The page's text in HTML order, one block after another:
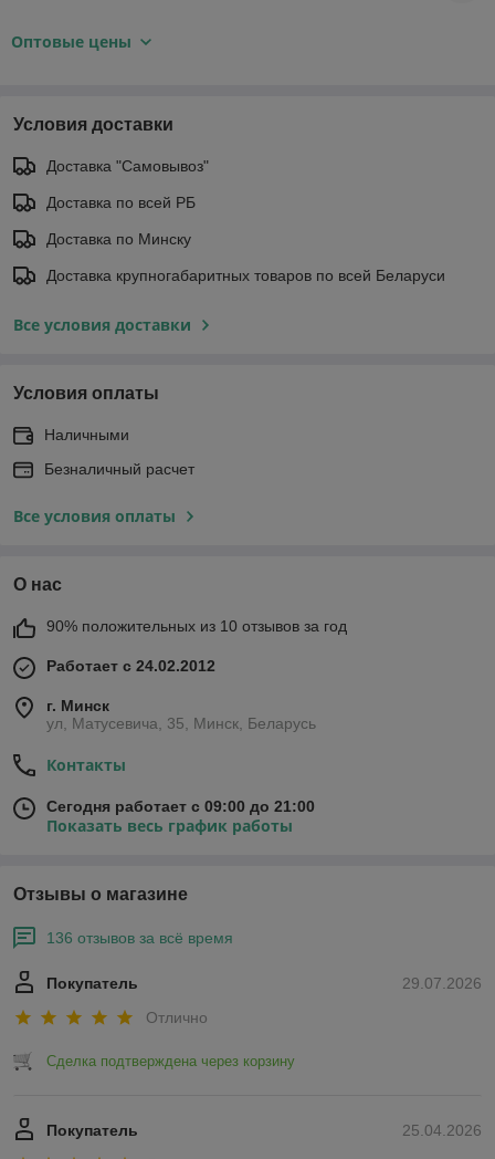
Оптовые цены
Условия доставки
Доставка "Самовывоз"
Доставка по всей РБ
Доставка по Минску
Доставка крупногабаритных товаров по всей Беларуси
Все условия доставки
Условия оплаты
Наличными
Безналичный расчет
Все условия оплаты
О нас
90% положительных из 10 отзывов за год
Работает с 24.02.2012
г. Минск
ул, Матусевича, 35, Минск, Беларусь
Контакты
Сегодня работает с 09:00 до 21:00
Показать весь график работы
Отзывы о магазине
136 отзывов за всё время
29.07.2026
Покупатель
Отлично
Сделка подтверждена через корзину
25.04.2026
Покупатель